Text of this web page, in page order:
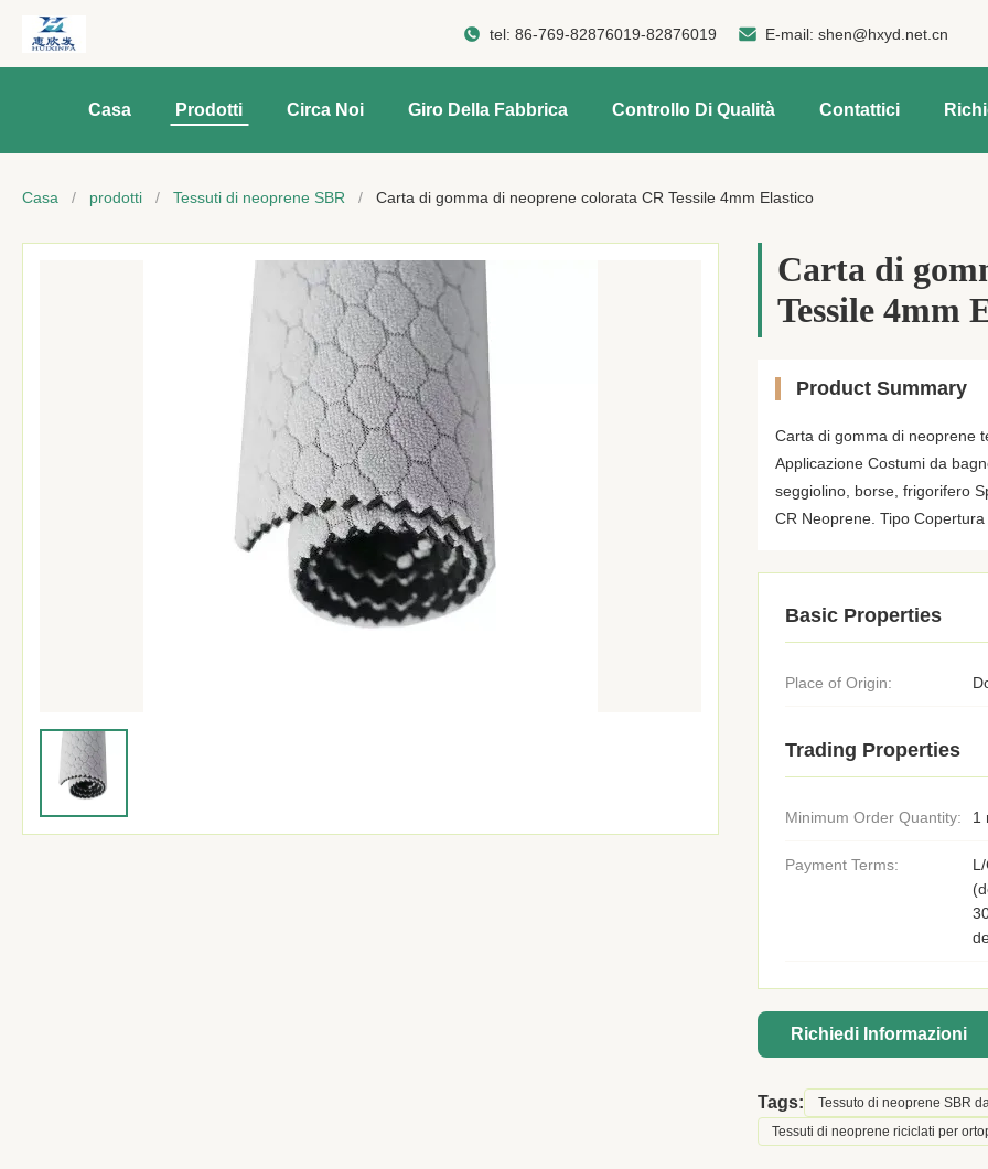
tel: 86-769-82876019-82876019 E-mail: shen@hxyd.net.cn
Casa Prodotti Circa Noi Giro Della Fabbrica Controllo Di Qualità Contattici
Casa / prodotti / Tessuti di neoprene SBR / Carta di gomma di neoprene colorata CR Tessile 4mm Elastico
Carta di
Tessile 4mm
Product Summary
Carta di gomma di neoprene
Applicazione Costumi da
seggiolino, borse, frigorifero
CR Neoprene. Tipo Copertura
Basic Properties
Place of Origin:
Trading Properties
Minimum Order Quantity: 1
Payment Terms:
Richiedi Informazioni
Tags: Tessuto di neoprene SBR
Tessuti di neoprene riciclati per